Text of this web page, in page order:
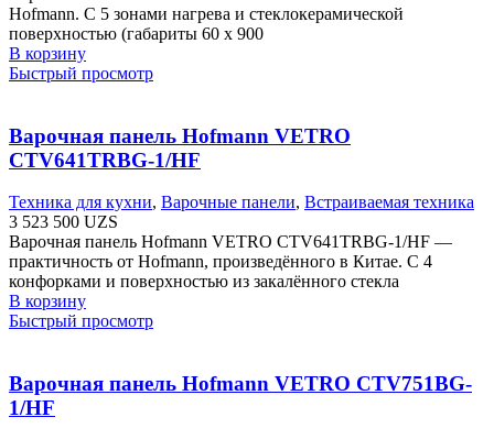
Hofmann. С 5 зонами нагрева и стеклокерамической
поверхностью (габариты 60 х 900
В корзину
Быстрый просмотр
Варочная панель Hofmann VETRO
CTV641TRBG-1/HF
Техника для кухни, Варочные панели, Встраиваемая техника
3 523 500 UZS
Варочная панель Hofmann VETRO CTV641TRBG-1/HF —
практичность от Hofmann, произведённого в Китае. С 4
конфорками и поверхностью из закалённого стекла
В корзину
Быстрый просмотр
Варочная панель Hofmann VETRO CTV751BG-
1/HF